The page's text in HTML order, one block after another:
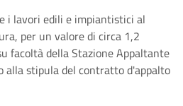
i lavori edili e impiantistici al
per un valore di circa 1,2
facoltà della Stazione Appaltante
alla stipula del contratto d'appalto